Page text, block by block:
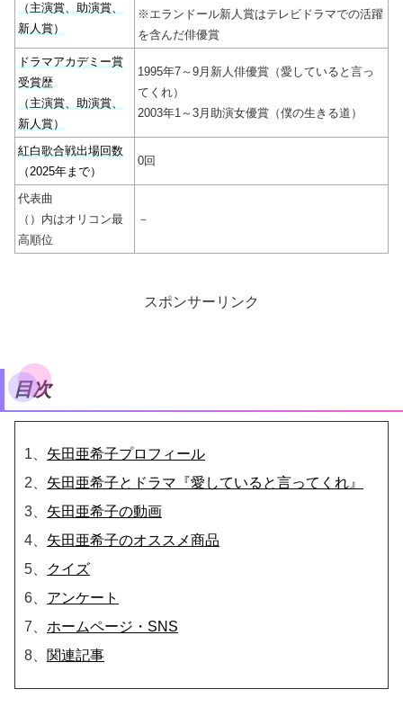
（主演賞、助演賞、
新人賞）
※エランドール新人賞はテレビドラマでの活躍
を含んだ俳優賞
ドラマアカデミー賞
受賞歴
（主演賞、助演賞、
新人賞）
1995年7～9月新人俳優賞（愛していると言っ
てくれ）
2003年1～3月助演女優賞（僕の生きる道）
紅白歌合戦出場回数
（2025年まで）
0回
代表曲
（）内はオリコン最
高順位
－
スポンサーリンク
目次
1、 矢田亜希子プロフィール
2、 矢田亜希子とドラマ『愛していると言ってくれ』
3、 矢田亜希子の動画
4、 矢田亜希子のオススメ商品
5、
クイズ
6、 アンケート
7、 ホームページ・SNS
8、 関連記事